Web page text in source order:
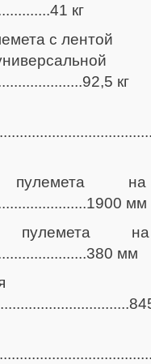
кг
с лентой
кг
мм
пулемета
мм